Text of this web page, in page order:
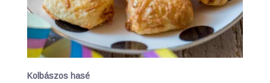
Kolbászos hasé